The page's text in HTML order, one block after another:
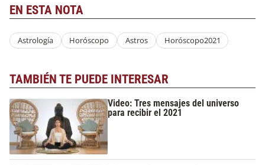
EN ESTA NOTA
Astrología Horóscopo Astros Horóscopo2021
TAMBIÉN TE PUEDE INTERESAR
Video: Tres mensajes del universo
para recibir el 2021